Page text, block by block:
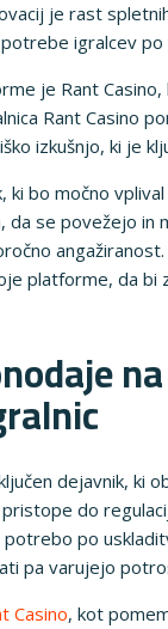
je rast
igralcev
je Rant
Rant Casino
izkušnjo, ki je
ki bo močno
da se povežejo in
platforme, da
dejavnik, ki
do
po
pa varujejo
Casino, kot